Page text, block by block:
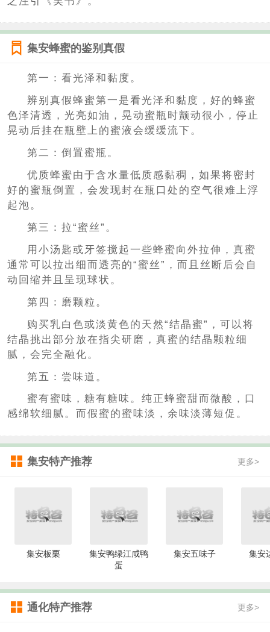
集安蜂蜜的鉴别真假
第一：看光泽和黏度。
辨别真假蜂蜜第一是看光泽和黏度，好的蜂蜜
色泽清透，光亮如油，晃动蜜瓶时颤动很小，停止
晃动后挂在瓶壁上的蜜液会缓缓流下。
第二：倒置蜜瓶。
优质蜂蜜由于含水量低质感黏稠，如果将密封
好的蜜瓶倒置，会发现封在瓶口处的空气很难上浮
起泡。
第三：拉“蜜丝”。
用小汤匙或牙签搅起一些蜂蜜向外拉伸，真蜜
通常可以拉出细而透亮的“蜜丝”，而且丝断后会自
动回缩并且呈现球状。
第四：磨颗粒。
购买乳白色或淡黄色的天然“结晶蜜”，可以将
结晶挑出部分放在指尖研磨，真蜜的结晶颗粒细
腻，会完全融化。
第五：尝味道。
蜜有蜜味，糖有糖味。纯正蜂蜜甜而微酸，口
感绵软细腻。而假蜜的蜜味淡，余味淡薄短促。
集安特产推荐 更多>
集安板栗
集安鸭绿江咸鸭
蛋
集安五味子 集安
通化特产推荐 更多>